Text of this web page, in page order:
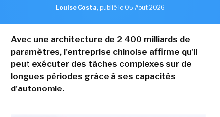
Louise Costa, publié le 05 Aout 2026
Avec une architecture de 2 400 milliards de
paramètres, l'entreprise chinoise affirme qu'il
peut exécuter des tâches complexes sur de
longues périodes grâce à ses capacités
d'autonomie.